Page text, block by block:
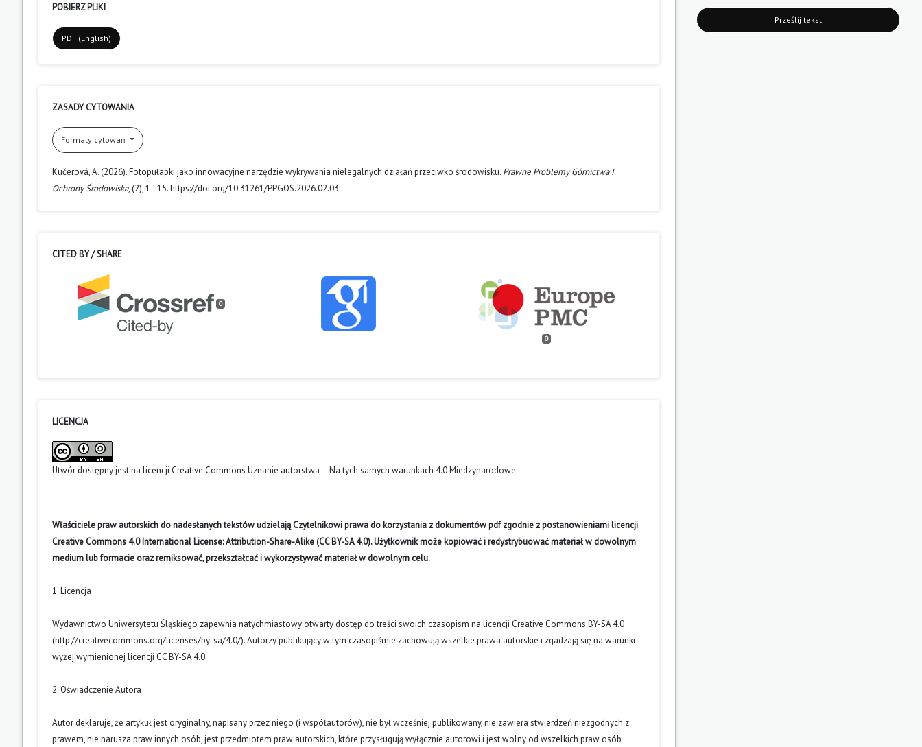
POBIERZ PLIKI
PDF (English)
ZASADY CYTOWANIA
Formaty cytowań
Kučerová, A. (2026). Fotopułapki jako innowacyjne narzędzie wykrywania nielegalnych działań przeciwko środowisku. Prawne Problemy Górnictwa I
Ochrony Środowiska, (2), 1–15. https://doi.org/10.31261/PPGOS.2026.02.03
CITED BY / SHARE
0
0
LICENCJA
Utwór dostępny jest na licencji Creative Commons Uznanie autorstwa – Na tych samych warunkach 4.0 Miedzynarodowe.
Właściciele praw autorskich do nadesłanych tekstów udzielają Czytelnikowi prawa do korzystania z dokumentów pdf zgodnie z postanowieniami licencji
Creative Commons 4.0 International License: Attribution-Share-Alike (CC BY-SA 4.0). Użytkownik może kopiować i redystrybuować materiał w dowolnym
medium lub formacie oraz remiksować, przekształcać i wykorzystywać materiał w dowolnym celu.
1. Licencja
Wydawnictwo Uniwersytetu Śląskiego zapewnia natychmiastowy otwarty dostęp do treści swoich czasopism na licencji Creative Commons BY-SA 4.0
(http://creativecommons.org/licenses/by-sa/4.0/). Autorzy publikujący w tym czasopiśmie zachowują wszelkie prawa autorskie i zgadzają się na warunki
wyżej wymienionej licencji CC BY-SA 4.0.
2. Oświadczenie Autora
Autor deklaruje, że artykuł jest oryginalny, napisany przez niego (i współautorów), nie był wcześniej publikowany, nie zawiera stwierdzeń niezgodnych z
prawem, nie narusza praw innych osób, jest przedmiotem praw autorskich, które przysługują wyłącznie autorowi i jest wolny od wszelkich praw osób
Prześlij tekst